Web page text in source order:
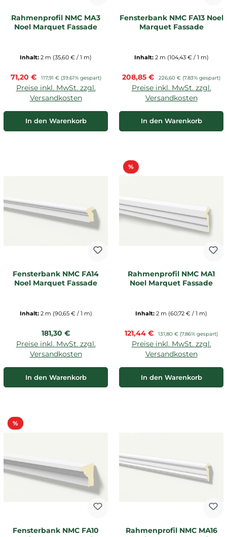
Rahmenprofil NMC MA3
Noel Marquet Fassade
Inhalt: 2 m (35,60 € / 1 m)
Verkaufspreis:
71,20 € Regulärer Preis:
117,91 € (39.61% gespart)
Preise inkl. MwSt. zzgl.
Versandkosten
In den Warenkorb
Fensterbank NMC FA13 Noel
Marquet Fassade
Inhalt: 2 m (104,43 € / 1 m)
Verkaufspreis:
208,85 € Regulärer Preis:
226,60 € (7.83% gespart)
Preise inkl. MwSt. zzgl.
Versandkosten
In den Warenkorb
Fensterbank NMC FA14
Noel Marquet Fassade
Inhalt: 2 m (90,65 € / 1 m)
Regulärer Preis:
181,30 €
Preise inkl. MwSt. zzgl.
Versandkosten
In den Warenkorb
%Rabatt
Rahmenprofil NMC MA1
Noel Marquet Fassade
Inhalt: 2 m (60,72 € / 1 m)
Verkaufspreis:
121,44 € Regulärer Preis:
131,80 € (7.86% gespart)
Preise inkl. MwSt. zzgl.
Versandkosten
In den Warenkorb
%Rabatt
Fensterbank NMC FA10
Rahmenprofil NMC MA16